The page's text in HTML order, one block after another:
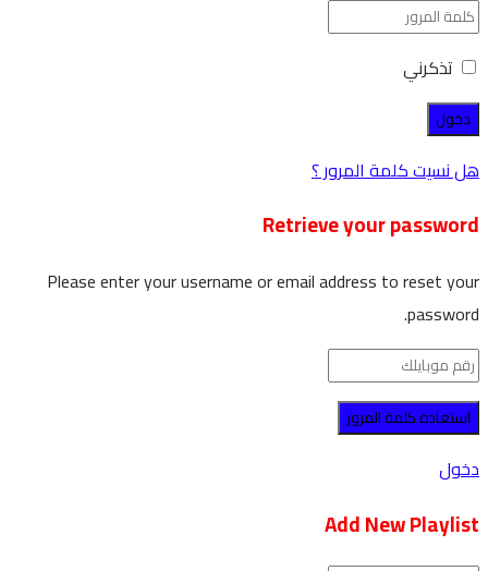
تذكرني
هل نسيت كلمة المرور ؟
Retrieve your password
Please enter your username or email address to reset your
password.
دخول
Add New Playlist